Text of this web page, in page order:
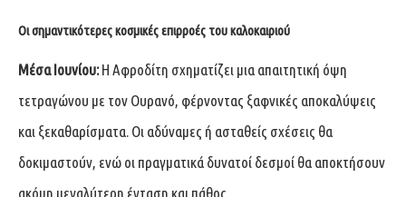
Οι σημαντικότερες κοσμικές επιρροές του καλοκαιριού
Μέσα Ιουνίου:Η Αφροδίτη σχηματίζει μια απαιτητική όψη
τετραγώνου με τον Ουρανό, φέρνοντας ξαφνικές αποκαλύψεις
και ξεκαθαρίσματα. Οι αδύναμες ή ασταθείς σχέσεις θα
δοκιμαστούν, ενώ οι πραγματικά δυνατοί δεσμοί θα αποκτήσουν
ακόμη μεγαλύτερη ένταση και πάθος.